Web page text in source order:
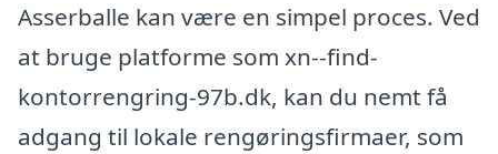
Asserballe kan være en simpel proces. Ved
at bruge platforme som xn--find-
kontorrengring-97b.dk, kan du nemt få
adgang til lokale rengøringsfirmaer, som